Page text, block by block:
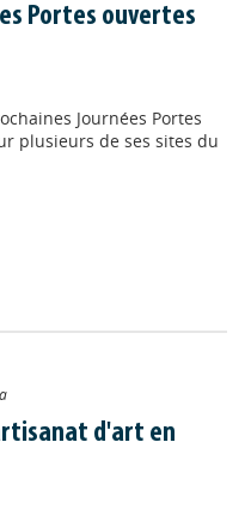
Portes ouvertes
Journées Portes
plusieurs de ses sites du
d'art en